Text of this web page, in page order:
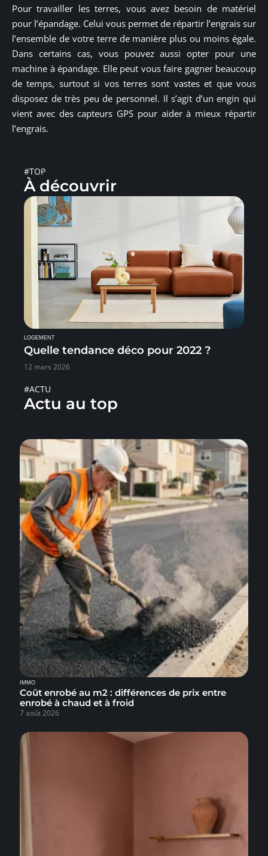
Pour travailler les terres, vous avez besoin de matériel
pour l’épandage. Celui vous permet de répartir l’engrais sur
l’ensemble de votre terre de manière plus ou moins égale.
Dans certains cas, vous pouvez aussi opter pour une
machine à épandage. Elle peut vous faire gagner beaucoup
de temps, surtout si vos terres sont vastes et que vous
disposez de très peu de personnel. Il s’agit d’un engin qui
vient avec des capteurs GPS pour aider à mieux répartir
l’engrais.
#TOP
À découvrir
LOGEMENT
Quelle tendance déco pour 2022 ?
12 mars 2026
#ACTU
Actu au top
IMMO
Coût enrobé au m2 : différences de prix entre
enrobé à chaud et à froid
7 août 2026